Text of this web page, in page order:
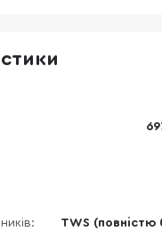
TWS (повністю